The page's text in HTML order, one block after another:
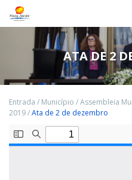
ATA DE 2
Entrada / Município /Assembleia
2019/Ata de 2 de dezembro